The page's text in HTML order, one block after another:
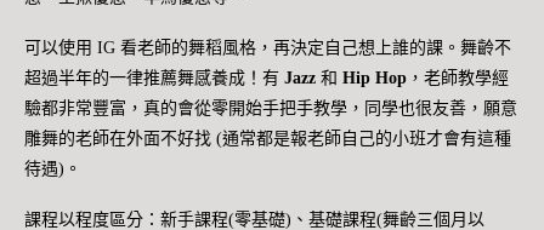
可以使用 IG 看老師的舞稻風格，再決定自己想上誰的課。舞齡不
超過半年的一律推薦舞感養成！有 Jazz 和 Hip Hop ，老師教學經
驗都非常豐富，真的會從零開始手把手教學，同學也很友善，願意
雕舞的老師在外面不好找 (通常都是報老師自己的小班才會有這種
待遇)。
課程以程度區分：新手課程(零基礎)、基礎課程(舞齡三個月以